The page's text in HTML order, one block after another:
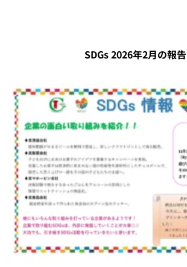
SDGs 2026年2月の報告